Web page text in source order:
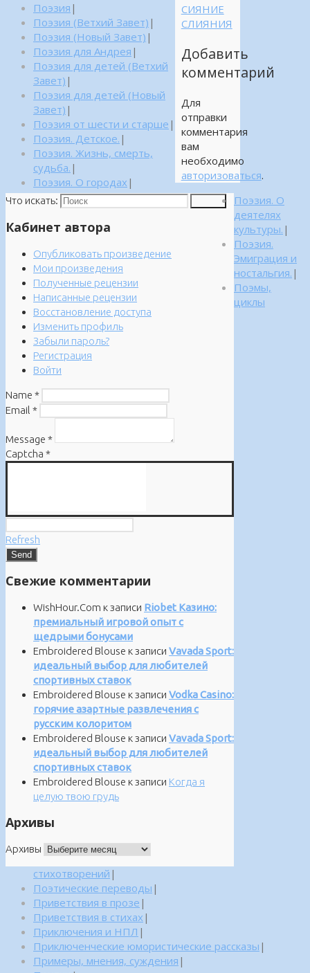
СИЯНИЕ
СЛИЯНИЯ
Добавить
комментарий
Для
отправки
комментария
вам
необходимо
авторизоваться.
Что искать:
Кабинет автора
Опубликовать произведение
Мои произведения
Полученные рецензии
Написанные рецензии
Восстановление доступа
Изменить профиль
Забыли пароль?
Регистрация
Войти
Name *
Email *
Message *
Captcha *
Refresh
Свежие комментарии
WishHour.Com к записи Riobet Казино:
премиальный игровой опыт с
щедрыми бонусами
Embroidered Blouse к записи Vavada Sport:
идеальный выбор для любителей
спортивных ставок
Embroidered Blouse к записи Vodka Casino:
горячие азартные развлечения с
русским колоритом
Embroidered Blouse к записи Vavada Sport:
идеальный выбор для любителей
спортивных ставок
Embroidered Blouse к записи Когда я
целую твою грудь
Архивы
Архивы
Поэзия |
Поэзия (Ветхий Завет) |
Поэзия (Новый Завет) |
Поэзия для Андрея |
Поэзия для детей (Ветхий
Завет) |
Поэзия для детей (Новый
Завет) |
Поэзия от шести и старше |
Поэзия. Детское. |
Поэзия. Жизнь, смерть,
судьба. |
Поэзия. О городах |
Поэзия. О
деятелях
культуры. |
Поэзия.
Эмиграция и
ностальгия. |
Поэмы,
циклы
стихотворений |
Поэтические переводы |
Приветствия в прозе |
Приветствия в стихах |
Приключения и НПЛ |
Приключенческие юмористические рассказы |
Примеры, мнения, суждения |